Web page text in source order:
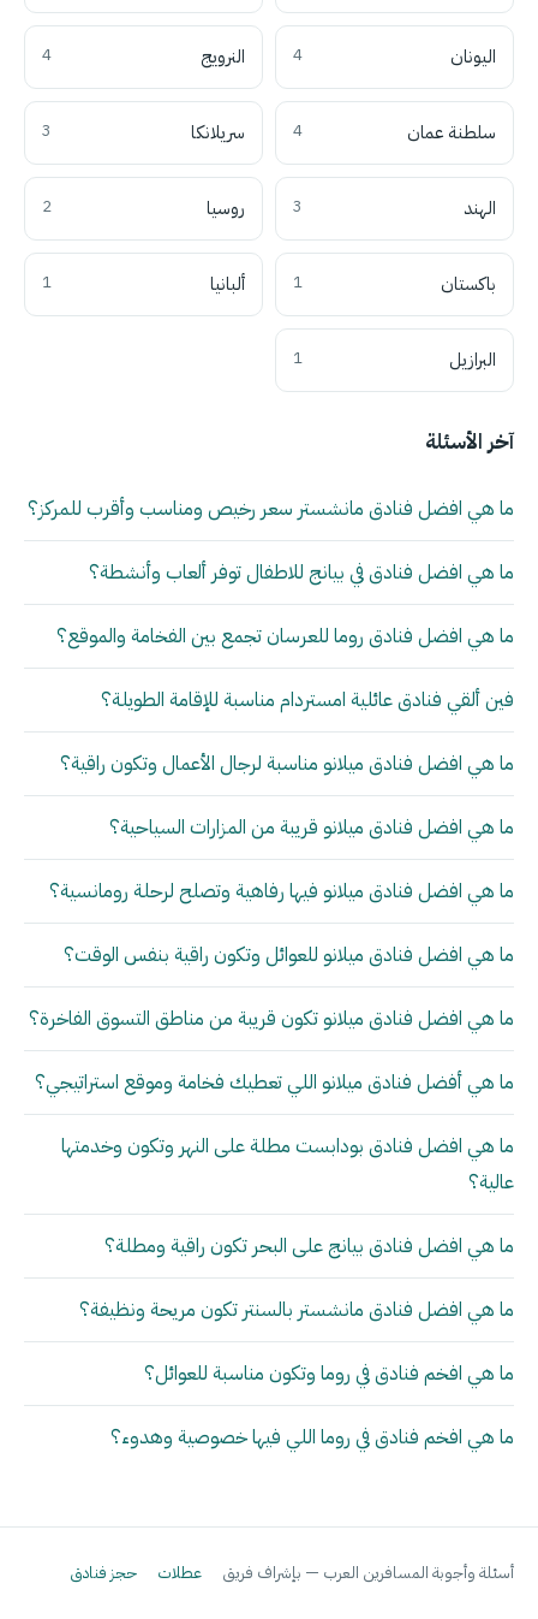
اليونان 4 النرويج 4
سلطنة عمان 4 سريلانكا 3
الهند 3 روسيا 2
باكستان 1 ألبانيا 1
البرازيل 1
آخر الأسئلة
ما هي افضل فنادق مانشستر سعر رخيص ومناسب وأقرب للمركز؟
ما هي افضل فنادق في بيانج للاطفال توفر ألعاب وأنشطة؟
ما هي افضل فنادق روما للعرسان تجمع بين الفخامة والموقع؟
فين ألقي فنادق عائلية امستردام مناسبة للإقامة الطويلة؟
ما هي افضل فنادق ميلانو مناسبة لرجال الأعمال وتكون راقية؟
ما هي افضل فنادق ميلانو قريبة من المزارات السياحية؟
ما هي افضل فنادق ميلانو فيها رفاهية وتصلح لرحلة رومانسية؟
ما هي افضل فنادق ميلانو للعوائل وتكون راقية بنفس الوقت؟
ما هي افضل فنادق ميلانو تكون قريبة من مناطق التسوق الفاخرة؟
ما هي أفضل فنادق ميلانو اللي تعطيك فخامة وموقع استراتيجي؟
ما هي افضل فنادق بودابست مطلة على النهر وتكون وخدمتها
عالية؟
ما هي افضل فنادق بيانج على البحر تكون راقية ومطلة؟
ما هي افضل فنادق مانشستر بالسنتر تكون مريحة ونظيفة؟
ما هي افخم فنادق في روما وتكون مناسبة للعوائل؟
ما هي افخم فنادق في روما اللي فيها خصوصية وهدوء؟
أسئلة وأجوبة المسافرين العرب — بإشراف فريق عطلات حجز فنادق